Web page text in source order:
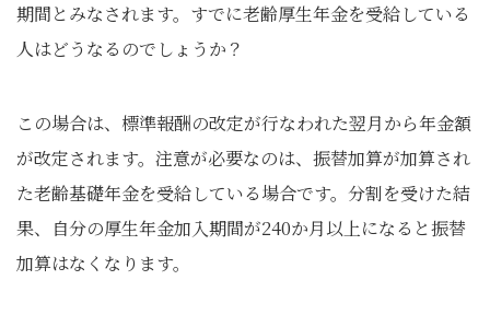
期間とみなされます。すでに老齢厚生年金を受給している
人はどうなるのでしょうか？
この場合は、標準報酬の改定が行なわれた翌月から年金額
が改定されます。注意が必要なのは、振替加算が加算され
た老齢基礎年金を受給している場合です。分割を受けた結
果、自分の厚生年金加入期間が240か月以上になると振替
加算はなくなります。